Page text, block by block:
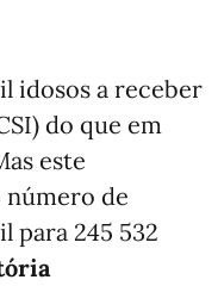
idosos a receber
do que em
este
número de
para 245 532